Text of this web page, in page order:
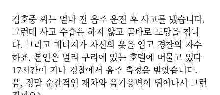
김호중 씨는 얼마 전 음주 운전 후 사고를 냈습니다.
그런데 사고 수습은 하지 않고 곧바로 도망을 칩니
다. 그리고 매니저가 자신의 옷을 입고 경찰의 자수
하죠. 본인은 멀리 구리에 있는 호텔에 머물고 있다
17시간이 지나 경찰에서 음주 측정을 받았습니다.
음, 정말 순간적인 재차와 음기응변이 뛰어나서 그런